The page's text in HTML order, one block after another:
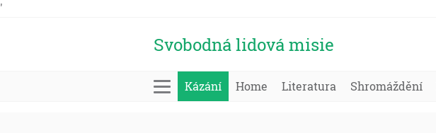
'
Svobodná lidová misie
Kázání Home Literatura Shromáždění